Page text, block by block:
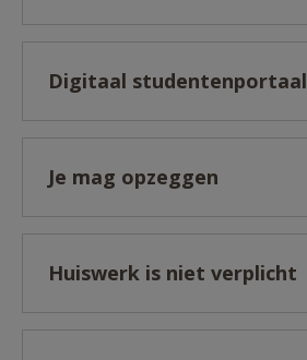
Digitaal studentenportaal
Je mag opzeggen
Huiswerk is niet verplicht